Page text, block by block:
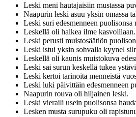
Leski meni hautajaisiin mustassa
Naapurin leski asuu yksin omassa
Leski suri edesmenneen puolisonsa
Leskellä oli haikea ilme kasvoillaan.
Leski perusti muistosäätiön
Leski istui yksin sohvalla kyynel
Leskellä oli kaunis muistokuva
Leski sai surun keskellä tukea
Leski kertoi tarinoita menneistä
Leski luki päivittäin edesmenneen
Naapurin rouva oli hiljainen leski.
Leski vieraili usein puolisonsa
Lesken musta surupuku oli